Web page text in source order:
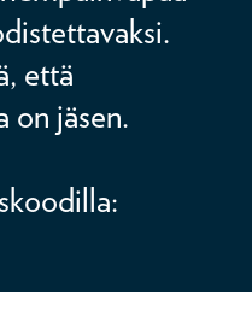
että
on jäsen.